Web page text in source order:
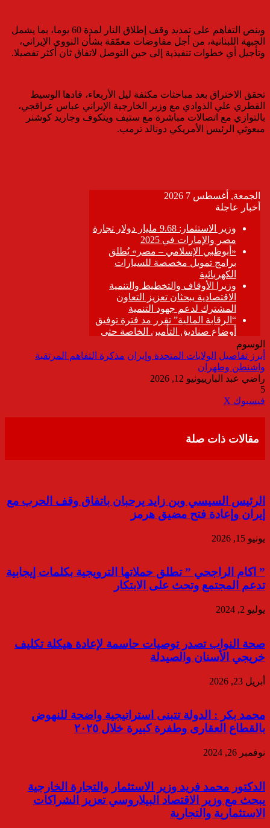
وينص التفاهم على تمديد وقف إطلاق النار لمدة 60 يوما، بما يشمل
الجبهة اللبنانية، من أجل مفاوضات معمّقة بشأن النووي الإيراني،
وتأجيل أي خطوات تنفيذية إلى حين التوصل لاتفاق ثان أكثر تفصيلا.
تحقق الاختراق بعد مباحثات مكثفة ليل الأربعاء، قادها الوسيط
القطري علي الذوادي مع وزير الخارجية الإيراني عباس عراقجي،
بالتوازي مع اتصالات مباشرة مع ستيف ويتكوف وجاريد كوشنر
مبعوثي الرئيس الأمريكي دونالد ترمب.
الوسوم
أبرز تفاصيل الولايات المتحدة وإيران مذكرة التفاهم المرتقبة
واشنطن وطهران
راضي عبد البارييونيو 12, 2026
5
فيسبوك ‫X
مقالات ذات صلة
الرئيس السيسي وبن زايد يرحبان باتفاق وقف الحرب مع
إيران وإعادة فتح مضيق هرمز
يونيو 15, 2026
” اكام الراجحي ” تطلق حملاتها الترويجية بكلمات إيجابية
تدعم المجتمع وتحث على الابتكار
يوليو 2, 2024
صحة النواب تصدر توصيات حاسمة لإعادة هيكلة تكليف
خريجي الأسنان والصيدلة
أبريل 23, 2026
محمد بكر : الدولة تتبنى استراتيجية واضحة للنهوض
بالقطاع العقارى وطفرة كبيرة خلال ٢٠٢٥
نوفمبر 26, 2024
الدكتور محمد فريد وزير الاستثمار والتجارة الخارجية
يبحث مع وزير الاقتصاد البيلاروسي تعزيز الشراكات
الاستثمارية والتجارية